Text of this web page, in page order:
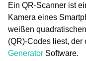
Ein QR-Scanner ist
Kamera eines
weißen
(QR)-Codes liest, der
Generator Software.